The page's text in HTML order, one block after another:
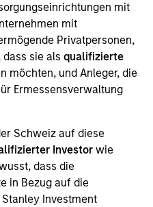
mit
mit
Privatpersonen,
dass sie alsqualifizierte
möchten, und Anleger, die
Ermessensverwaltung
Schweiz auf diese
Investor wie
dass die
in Bezug auf die
Investment
management
Capital